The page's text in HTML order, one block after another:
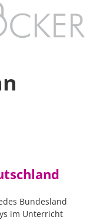
Bundesland
im Unterricht